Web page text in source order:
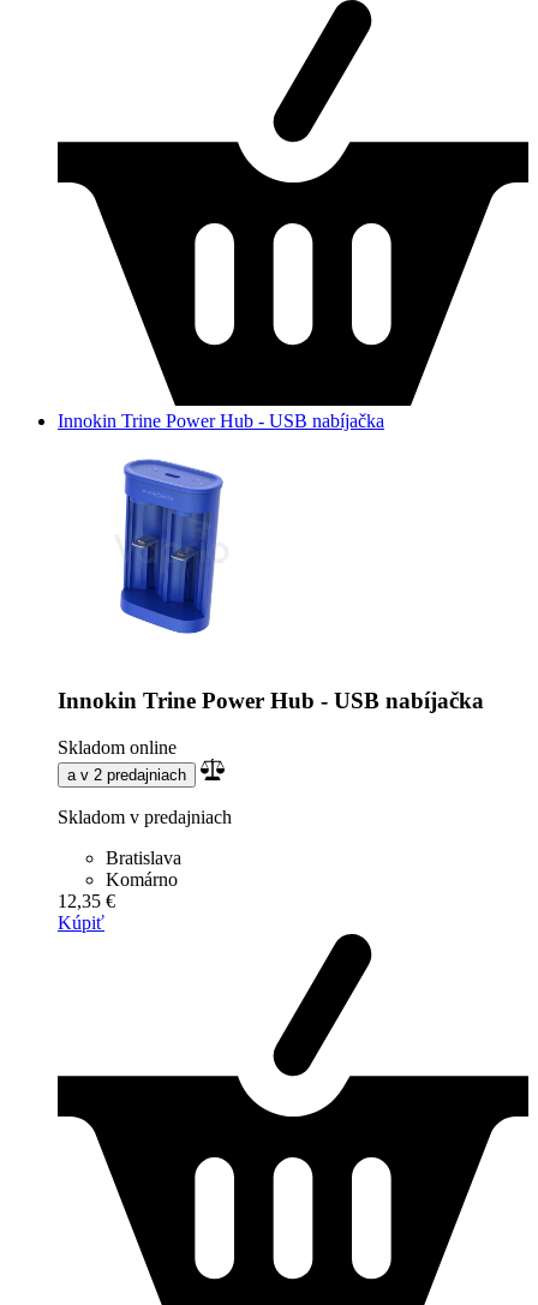
Innokin Trine Power Hub - USB nabíjačka
Innokin Trine Power Hub - USB nabíjačka
Skladom online
a v 2 predajniach
Skladom v predajniach
Bratislava
Komárno
12,35 €
Kúpiť